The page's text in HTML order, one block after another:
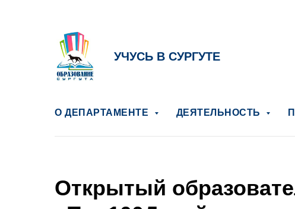
УЧУСЬ В СУРГУТЕ
О ДЕПАРТАМЕНТЕ ДЕЯТЕЛЬНОСТЬ
Открытый